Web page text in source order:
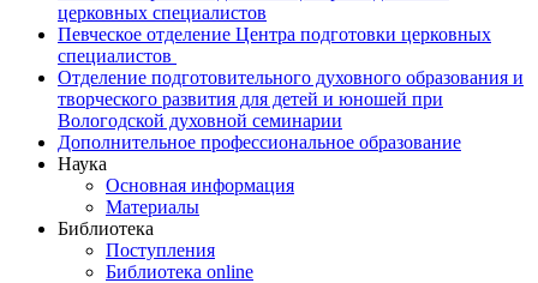
церковных специалистов
Певческое отделение Центра подготовки церковных
специалистов
Отделение подготовительного духовного образования и
творческого развития для детей и юношей при
Вологодской духовной семинарии
Дополнительное профессиональное образование
Наука
Основная информация
Материалы
Библиотека
Поступления
Библиотека online